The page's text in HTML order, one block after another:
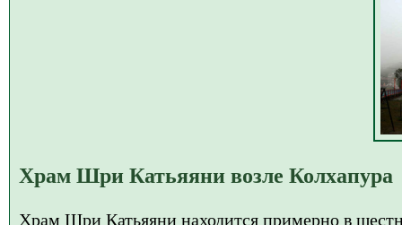
Храм Шри Катьяяни возле Колхапура
Храм Шри Катьяяни находится примерно в